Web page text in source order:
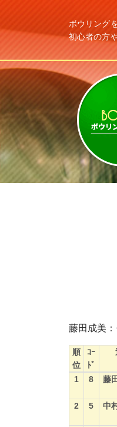
ボウリング
初心者の方
藤田成美
順
位
ｺｰ
ﾄﾞ
順
ｺｰ
1 8
藤
2 5
中